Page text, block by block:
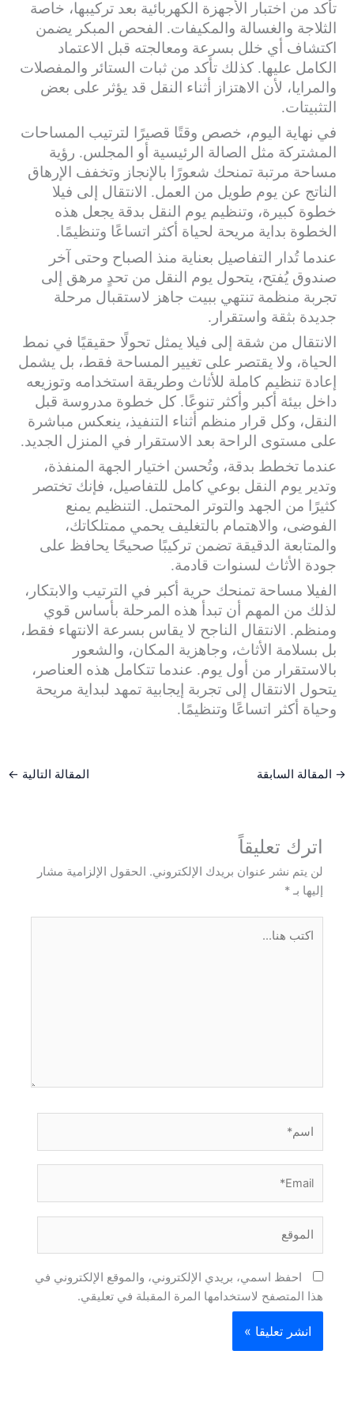
تأكد من اختبار الأجهزة الكهربائية بعد تركيبها، خاصة
الثلاجة والغسالة والمكيفات. الفحص المبكر يضمن
اكتشاف أي خلل بسرعة ومعالجته قبل الاعتماد
الكامل عليها. كذلك تأكد من ثبات الستائر والمفصلات
والمرايا، لأن الاهتزاز أثناء النقل قد يؤثر على بعض
التثبيتات.
في نهاية اليوم، خصص وقتًا قصيرًا لترتيب المساحات
المشتركة مثل الصالة الرئيسية أو المجلس. رؤية
مساحة مرتبة تمنحك شعورًا بالإنجاز وتخفف الإرهاق
الناتج عن يوم طويل من العمل. الانتقال إلى فيلا
خطوة كبيرة، وتنظيم يوم النقل بدقة يجعل هذه
الخطوة بداية مريحة لحياة أكثر اتساعًا وتنظيمًا.
عندما تُدار التفاصيل بعناية منذ الصباح وحتى آخر
صندوق يُفتح، يتحول يوم النقل من تحدٍ مرهق إلى
تجربة منظمة تنتهي ببيت جاهز لاستقبال مرحلة
جديدة بثقة واستقرار.
الانتقال من شقة إلى فيلا يمثل تحولًا حقيقيًا في نمط
الحياة، ولا يقتصر على تغيير المساحة فقط، بل يشمل
إعادة تنظيم كاملة للأثاث وطريقة استخدامه وتوزيعه
داخل بيئة أكبر وأكثر تنوعًا. كل خطوة مدروسة قبل
النقل، وكل قرار منظم أثناء التنفيذ، ينعكس مباشرة
على مستوى الراحة بعد الاستقرار في المنزل الجديد.
عندما تخطط بدقة، وتُحسن اختيار الجهة المنفذة،
وتدير يوم النقل بوعي كامل للتفاصيل، فإنك تختصر
كثيرًا من الجهد والتوتر المحتمل. التنظيم يمنع
الفوضى، والاهتمام بالتغليف يحمي ممتلكاتك،
والمتابعة الدقيقة تضمن تركيبًا صحيحًا يحافظ على
جودة الأثاث لسنوات قادمة.
الفيلا مساحة تمنحك حرية أكبر في الترتيب والابتكار،
لذلك من المهم أن تبدأ هذه المرحلة بأساس قوي
ومنظم. الانتقال الناجح لا يقاس بسرعة الانتهاء فقط،
بل بسلامة الأثاث، وجاهزية المكان، والشعور
بالاستقرار من أول يوم. عندما تتكامل هذه العناصر،
يتحول الانتقال إلى تجربة إيجابية تمهد لبداية مريحة
وحياة أكثر اتساعًا وتنظيمًا.
→ المقالة السابقة المقالة التالية ←
اترك تعليقاً
لن يتم نشر عنوان بريدك الإلكتروني. الحقول الإلزامية مشار
إليها بـ*
احفظ اسمي، بريدي الإلكتروني، والموقع الإلكتروني في
هذا المتصفح لاستخدامها المرة المقبلة في تعليقي.